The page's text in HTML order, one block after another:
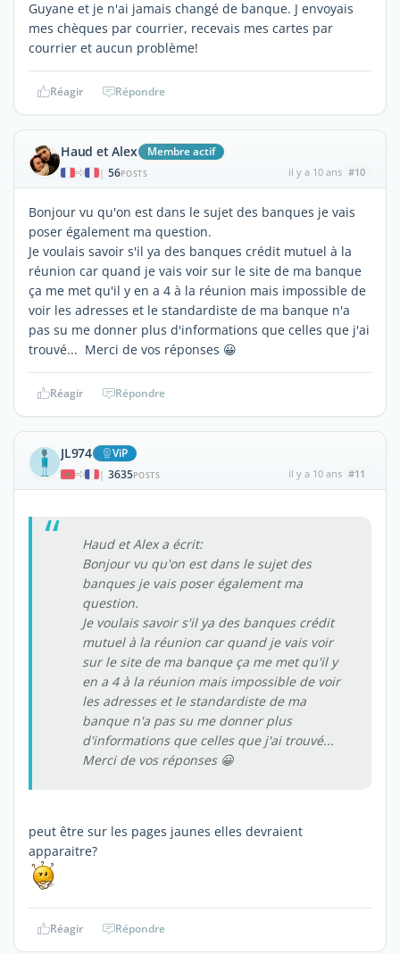
Guyane et je n'ai jamais changé de banque. J envoyais
mes chèques par courrier, recevais mes cartes par
courrier et aucun problème!
Réagir Répondre
Haud et Alex Membre actif
| 56POSTS il y a 10 ans #10
Bonjour vu qu'on est dans le sujet des banques je vais
poser également ma question.
Je voulais savoir s'il ya des banques crédit mutuel à la
réunion car quand je vais voir sur le site de ma banque
ça me met qu'il y en a 4 à la réunion mais impossible de
voir les adresses et le standardiste de ma banque n'a
pas su me donner plus d'informations que celles que j'ai
trouvé... Merci de vos réponses 😀
Réagir Répondre
JL974 ViP
| 3635POSTS il y a 10 ans #11
Haud et Alex a écrit:
Bonjour vu qu'on est dans le sujet des
banques je vais poser également ma
question.
Je voulais savoir s'il ya des banques crédit
mutuel à la réunion car quand je vais voir
sur le site de ma banque ça me met qu'il y
en a 4 à la réunion mais impossible de voir
les adresses et le standardiste de ma
banque n'a pas su me donner plus
d'informations que celles que j'ai trouvé...
Merci de vos réponses 😀
peut être sur les pages jaunes elles devraient
apparaitre?
Réagir Répondre